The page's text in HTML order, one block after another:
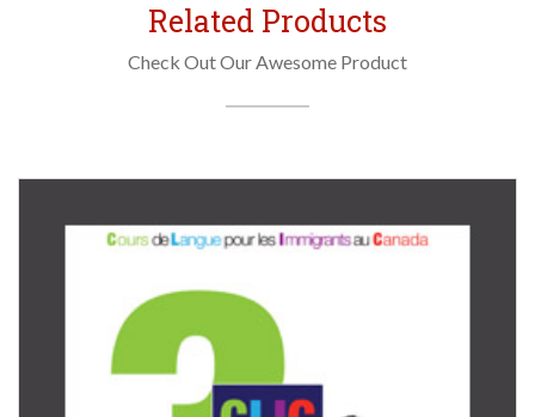
Related Products
Check Out Our Awesome Product